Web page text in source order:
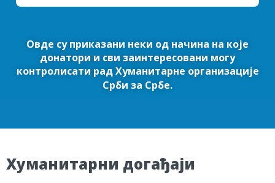
Овде су приказани неки од начина на које
донатори и сви заинтересовани могу
контролисати рад Хуманитарне организације
Срби за Србе.
Хуманитарни догађаји